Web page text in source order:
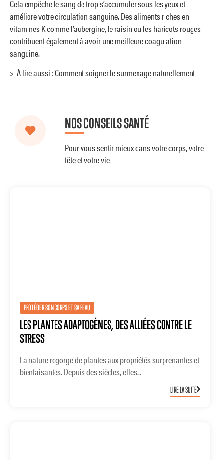
Cela empêche le sang de trop s’accumuler sous les yeux et
améliore votre circulation sanguine. Des aliments riches en
vitamines K comme l’aubergine, le raisin ou les haricots rouges
contribuent également à avoir une meilleure coagulation
sanguine.
> À lire aussi :Comment soigner le surmenage naturellement
NOS CONSEILS SANTÉ
Pour vous sentir mieux dans votre corps, votre
tête et votre vie.
PROTÉGER SON CORPS ET SA PEAU
LES PLANTES ADAPTOGÈNES, DES ALLIÉES CONTRE LE
STRESS
La nature regorge de plantes aux propriétés surprenantes et
bienfaisantes. Depuis des siècles, elles...
LIRE LA SUITE